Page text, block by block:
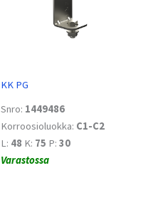
KK PG
Snro: 1449486
Korroosioluokka: C1-C2
L: 48 K: 75 P: 30
Varastossa